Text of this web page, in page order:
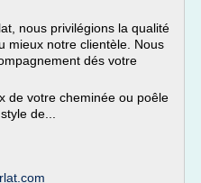
nous privilégions la qualité
mieux notre clientèle. Nous
dés votre
de votre cheminée ou poêle
de...